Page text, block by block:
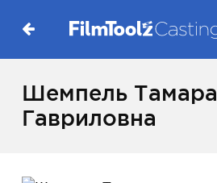
Шемпель Тамара
Гавриловна